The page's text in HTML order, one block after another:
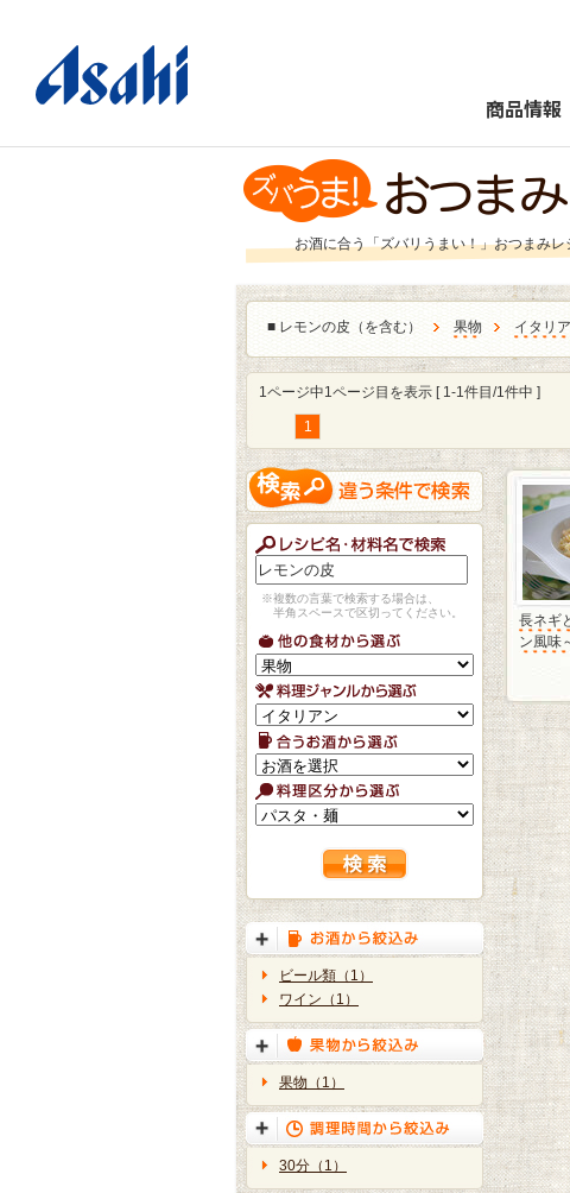
商品情報
お酒に合う「ズバリうまい！」おつまみレ
■ レモンの皮（を含む） 果物 イタリ
1ページ中1ページ目を表示 [ 1-1件目/1件中 ]
1
※複数の言葉で検索する場合は、
半角スペースで区切ってください。
ビール類（1）
ワイン（1）
果物（1）
30分（1）
長ネギ
ン風味